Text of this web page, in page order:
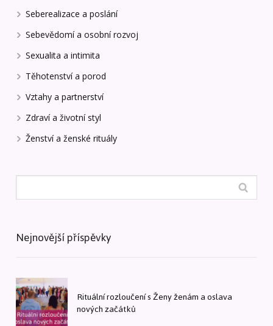
Seberealizace a poslání
Sebevědomí a osobní rozvoj
Sexualita a intimita
Těhotenství a porod
Vztahy a partnerství
Zdraví a životní styl
Ženství a ženské rituály
Nejnovější příspěvky
Rituální rozloučení s Ženy ženám a oslava
nových začátků